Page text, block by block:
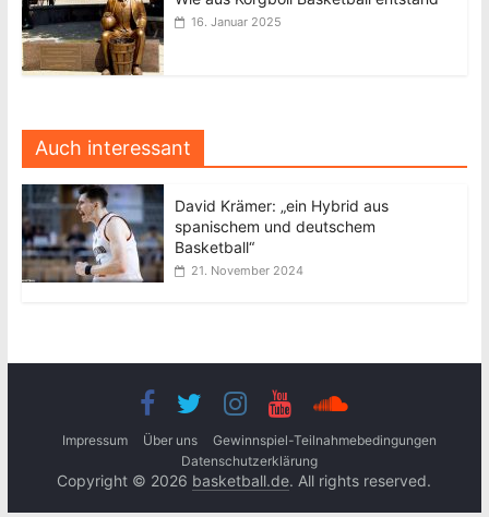
16. Januar 2025
Auch interessant
David Krämer: „ein Hybrid aus
spanischem und deutschem
Basketball“
21. November 2024
Impressum Über uns
Gewinnspiel-Teilnahmebedingungen
Datenschutzerklärung
Copyright © 2026 basketball.de. All rights reserved.